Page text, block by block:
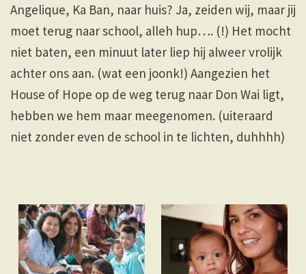
Angelique, Ka Ban, naar huis? Ja, zeiden wij, maar jij
moet terug naar school, alleh hup…. (!) Het mocht
niet baten, een minuut later liep hij alweer vrolijk
achter ons aan. (wat een joonk!) Aangezien het
House of Hope op de weg terug naar Don Wai ligt,
hebben we hem maar meegenomen. (uiteraard
niet zonder even de school in te lichten, duhhhh)